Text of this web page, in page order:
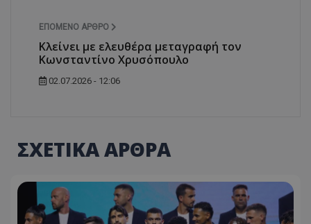
ΕΠΌΜΕΝΟ ΆΡΘΡΟ
Κλείνει με ελευθέρα μεταγραφή τον
Κωνσταντίνο Χρυσόπουλο
02.07.2026 - 12:06
ΣΧΕΤΙΚΑ ΑΡΘΡΑ